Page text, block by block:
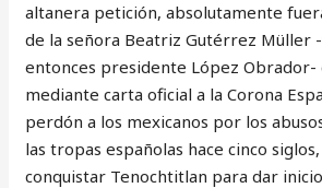
altanera petición, absolutamente
de la señora Beatriz Gutérrez Müller
entonces presidente López Obrador-
mediante carta oficial a la Corona
perdón a los mexicanos por los
las tropas españolas hace cinco
conquistar Tenochtitlan para dar